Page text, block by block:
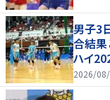
男子3
合結果
ハイ
2026/